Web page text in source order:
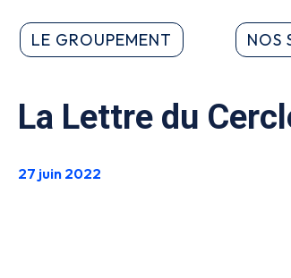
LE GROUPEMENT NOS
La Lettre du
27 juin 2022